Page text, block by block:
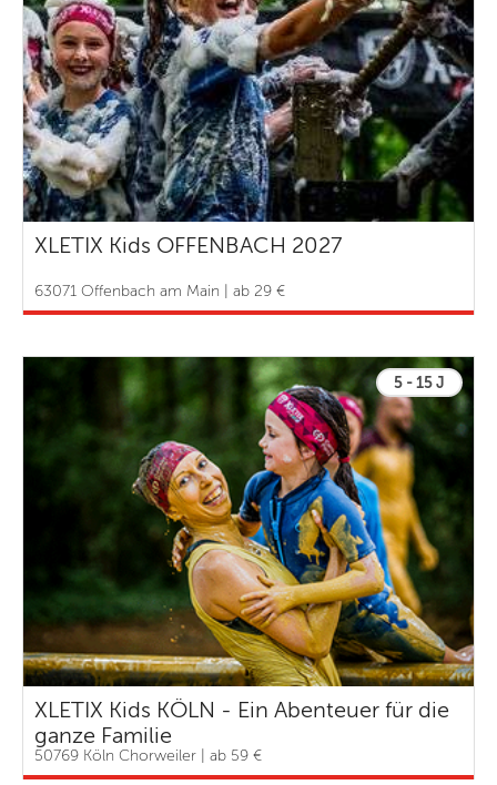
XLETIX Kids OFFENBACH 2027
63071 Offenbach am Main | ab 29 €
5 - 15 J
XLETIX Kids KÖLN - Ein Abenteuer für die
ganze Familie
50769 Köln Chorweiler | ab 59 €